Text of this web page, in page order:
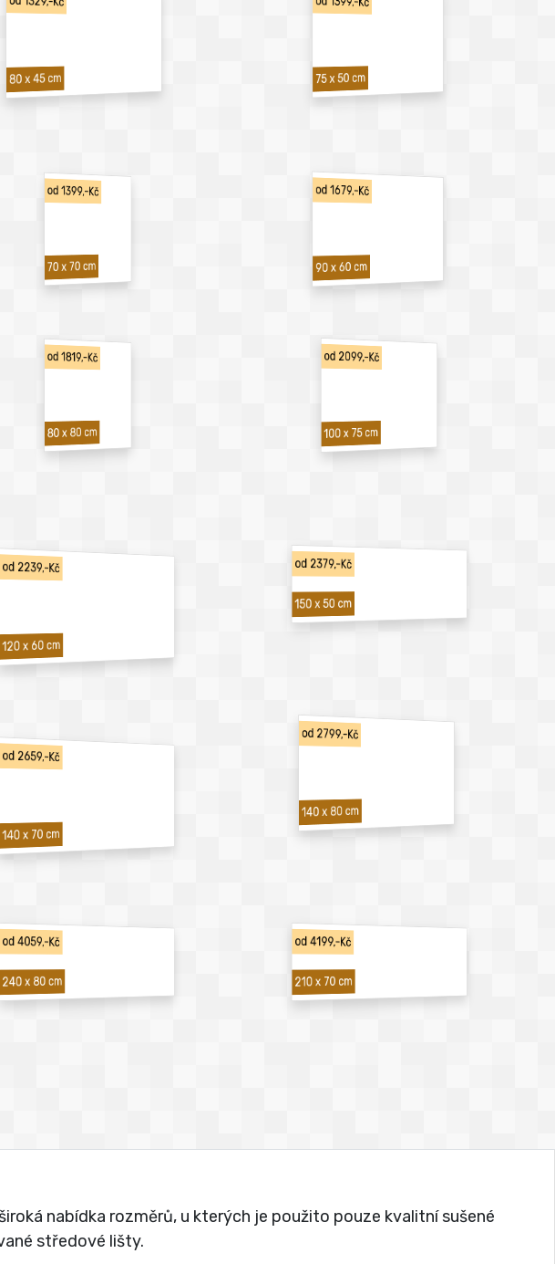
80 x 45 cm 75 x 50 cm
od 1399,-Kč
70 x 70 cm
od 1679,-Kč
90 x 60 cm
od 1819,-Kč
80 x 80 cm
od 2099,-Kč
100 x 75 cm
od 2239,-Kč
120 x 60 cm
od 2379,-Kč
150 x 50 cm
od 2659,-Kč
140 x 70 cm
od 2799,-Kč
140 x 80 cm
od 4059,-Kč
240 x 80 cm
od 4199,-Kč
210 x 70 cm
nabídka rozměrů, u kterých je použito pouze kvalitní sušené
středové lišty.